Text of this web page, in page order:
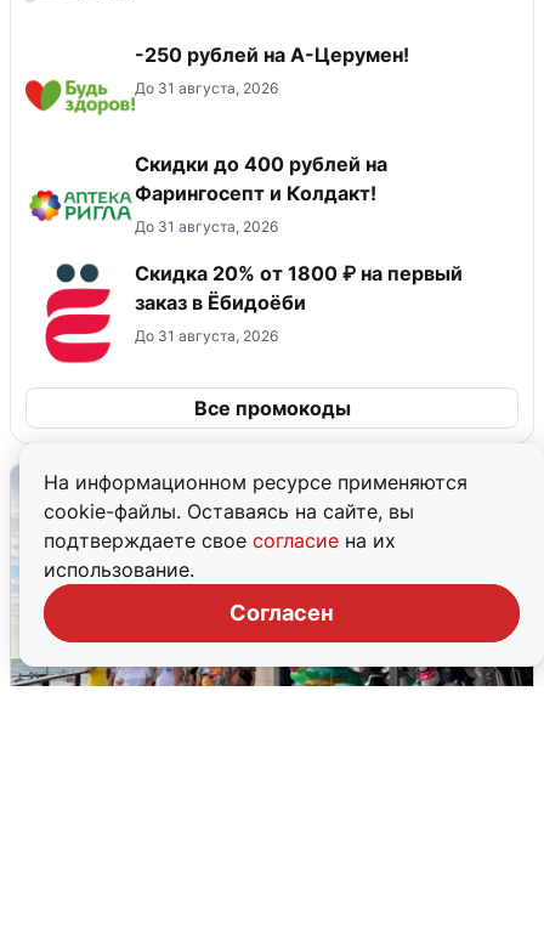
На информационном ресурсе применяются
cookie-файлы. Оставаясь на сайте, вы
подтверждаете свое согласие на их
использование.
Согласен
-250 рублей на А-Церумен!
До 31 августа, 2026
Скидки до 400 рублей на
Фарингосепт и Колдакт!
До 31 августа, 2026
Скидка 20% от 1800 ₽ на первый
заказ в Ёбидоёби
До 31 августа, 2026
Все промокоды